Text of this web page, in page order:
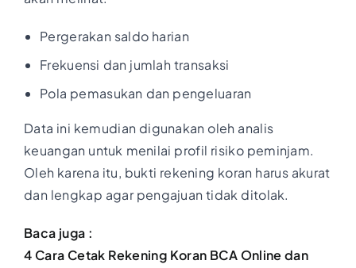
Pergerakan saldo harian
Frekuensi dan jumlah transaksi
Pola pemasukan dan pengeluaran
Data ini kemudian digunakan oleh analis
keuangan untuk menilai profil risiko peminjam.
Oleh karena itu, bukti rekening koran harus akurat
dan lengkap agar pengajuan tidak ditolak.
Baca juga :
4 Cara Cetak Rekening Koran BCA Online dan